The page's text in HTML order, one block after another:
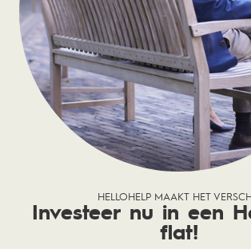
HELLOHELP MAAKT HET
Investeer nu in een
flat!